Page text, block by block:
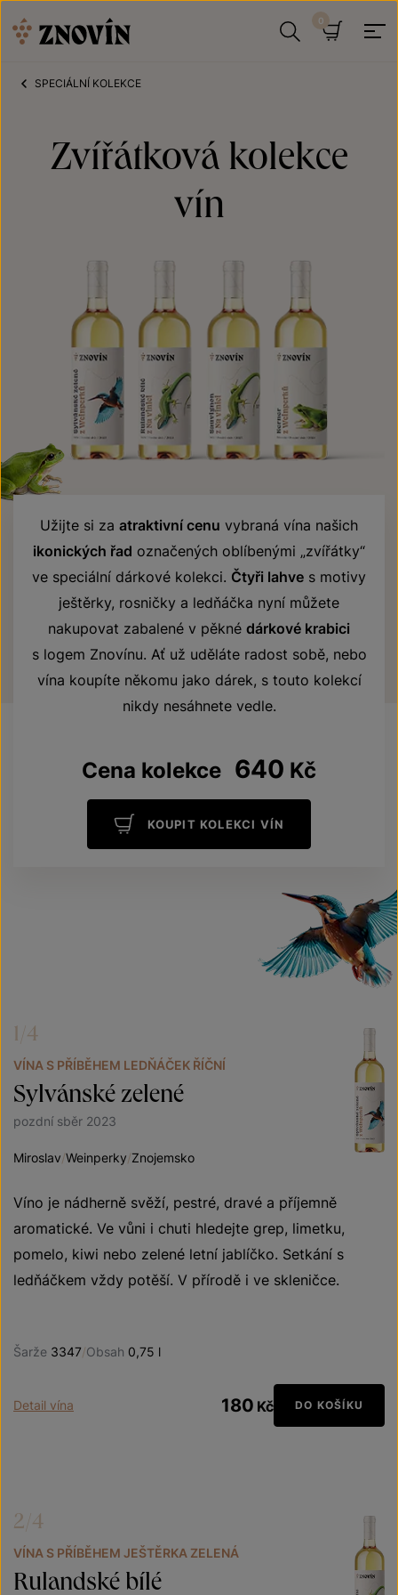
SPECIÁLNÍ KOLEKCE
Zvířátková kolekce
vín
Užijte si za atraktivní cenu vybraná vína našich
ikonických řad označených oblíbenými „zvířátky“
ve speciální dárkové kolekci. Čtyři lahve s motivy
ještěrky, rosničky a ledňáčka nyní můžete
nakupovat zabalené v pěkné dárkové krabici
s logem Znovínu. Ať už uděláte radost sobě, nebo
vína koupíte někomu jako dárek, s touto kolekcí
nikdy nesáhnete vedle.
Cena kolekce 640 Kč
KOUPIT KOLEKCI VÍN
1/4
VÍNA S PŘÍBĚHEM LEDŇÁČEK ŘÍČNÍ
Sylvánské zelené
pozdní sběr 2023
Miroslav/Weinperky/Znojemsko
Víno je nádherně svěží, pestré, dravé a příjemně
aromatické. Ve vůni i chuti hledejte grep, limetku,
pomelo, kiwi nebo zelené letní jablíčko. Setkání s
ledňáčkem vždy potěší. V přírodě i ve skleničce.
Šarže 3347/Obsah 0,75 l
Detail vína 180 Kč DO KOŠÍKU
2/4
VÍNA S PŘÍBĚHEM JEŠTĚRKA ZELENÁ
Rulandské bílé